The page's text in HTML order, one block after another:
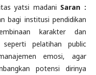
yatsi madani Saran :
bagi institusi pendidikan
karakter dan
seperti pelatihan public
emosi, agar
potensi dirinya